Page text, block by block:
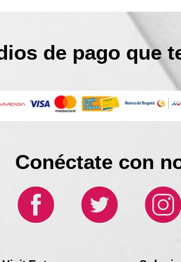
de pago que
Conéctate con